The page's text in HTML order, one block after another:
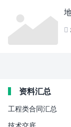

资料汇总
工程类合同汇总
技术交底